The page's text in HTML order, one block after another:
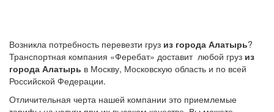
Возникла потребность перевезти груз из города Алатырь?
Транспортная компания «Феребат» доставит любой груз из
города Алатырь в Москву, Московскую область и по всей
Российской Федерации.
Отличительная черта нашей компании это приемлемые